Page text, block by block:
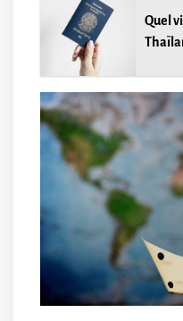
Quel